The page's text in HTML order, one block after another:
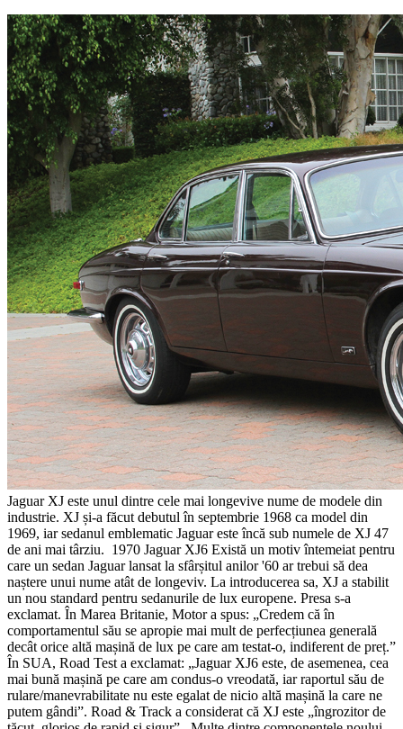
Jaguar XJ este unul dintre cele mai longevive nume de modele din
industrie. XJ și-a făcut debutul în septembrie 1968 ca model din
1969, iar sedanul emblematic Jaguar este încă sub numele de XJ 47
de ani mai târziu. 1970 Jaguar XJ6 Există un motiv întemeiat pentru
care un sedan Jaguar lansat la sfârșitul anilor '60 ar trebui să dea
naștere unui nume atât de longeviv. La introducerea sa, XJ a stabilit
un nou standard pentru sedanurile de lux europene. Presa s-a
exclamat. În Marea Britanie, Motor a spus: „Credem că în
comportamentul său se apropie mai mult de perfecțiunea generală
decât orice altă mașină de lux pe care am testat-o, indiferent de preț.”
În SUA, Road Test a exclamat: „Jaguar XJ6 este, de asemenea, cea
mai bună mașină pe care am condus-o vreodată, iar raportul său de
rulare/manevrabilitate nu este egalat de nicio altă mașină la care ne
putem gândi”. Road & Track a considerat că XJ este „îngrozitor de